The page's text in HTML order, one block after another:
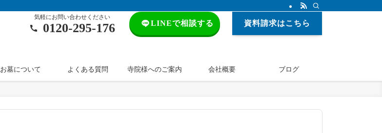
お墓について よくある質問 寺院様へのご案内 会社概要 ブログ
気軽にお問い合わせください
0120‐295‐176 LINEで相談する 資料請求はこちら